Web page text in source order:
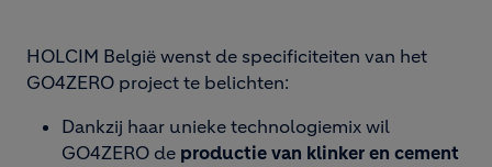
HOLCIM België wenst de specificiteiten van het
GO4ZERO project te belichten:
Dankzij haar unieke technologiemix wil
GO4ZERO de productie van klinker en cement